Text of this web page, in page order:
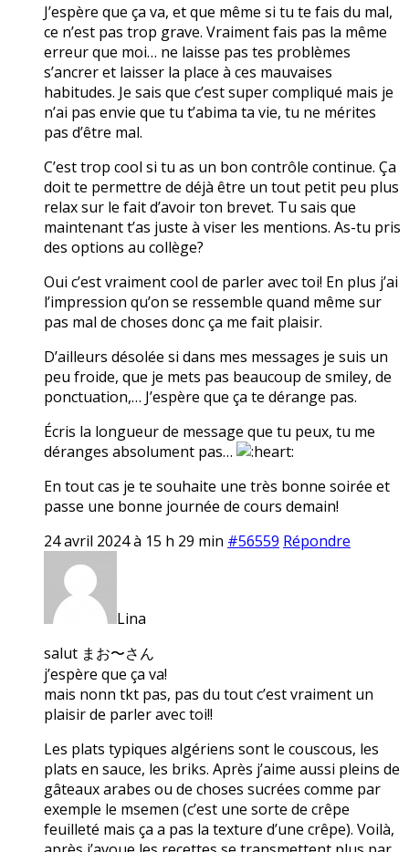
J’espère que ça va, et que même si tu te fais du mal,
ce n’est pas trop grave. Vraiment fais pas la même
erreur que moi… ne laisse pas tes problèmes
s’ancrer et laisser la place à ces mauvaises
habitudes. Je sais que c’est super compliqué mais je
n’ai pas envie que tu t’abima ta vie, tu ne mérites
pas d’être mal.
C’est trop cool si tu as un bon contrôle continue. Ça
doit te permettre de déjà être un tout petit peu plus
relax sur le fait d’avoir ton brevet. Tu sais que
maintenant t’as juste à viser les mentions. As-tu pris
des options au collège?
Oui c’est vraiment cool de parler avec toi! En plus j’ai
l’impression qu’on se ressemble quand même sur
pas mal de choses donc ça me fait plaisir.
D’ailleurs désolée si dans mes messages je suis un
peu froide, que je mets pas beaucoup de smiley, de
ponctuation,… J’espère que ça te dérange pas.
Écris la longueur de message que tu peux, tu me
déranges absolument pas…
En tout cas je te souhaite une très bonne soirée et
passe une bonne journée de cours demain!
24 avril 2024 à 15 h 29 min #56559 Répondre
Lina
salut まお〜さん
j’espère que ça va!
mais nonn tkt pas, pas du tout c’est vraiment un
plaisir de parler avec toi!!
Les plats typiques algériens sont le couscous, les
plats en sauce, les briks. Après j’aime aussi pleins de
gâteaux arabes ou de choses sucrées comme par
exemple le msemen (c’est une sorte de crêpe
feuilleté mais ça a pas la texture d’une crêpe). Voilà,